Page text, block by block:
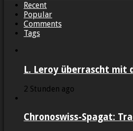
Recent
Popular
Comments
Tags
L. Leroy überrascht mit
2 Stunden ago
Chronoswiss-Spagat: